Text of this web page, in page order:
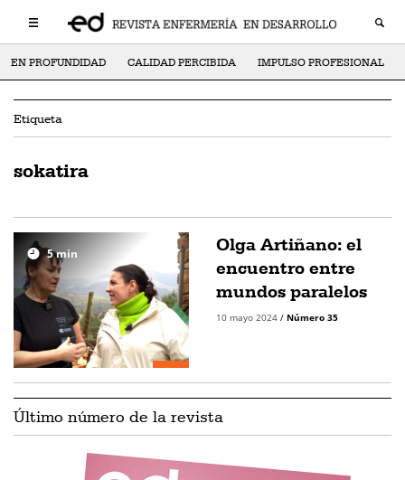
EN PROFUNDIDAD CALIDAD PERCIBIDA IMPULSO PROFESIONAL
Etiqueta
sokatira
5min
Olga Artiñano: el
encuentro entre
mundos paralelos
10 mayo 2024 / Número 35
Último número de la revista